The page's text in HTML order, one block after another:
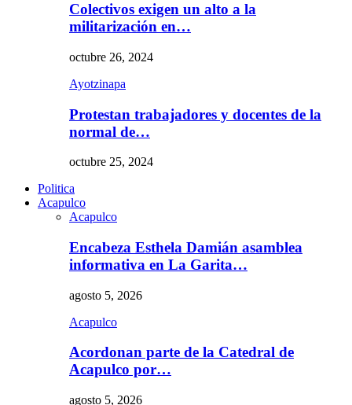
Colectivos exigen un alto a la
militarización en…
octubre 26, 2024
Ayotzinapa
Protestan trabajadores y docentes de la
normal de…
octubre 25, 2024
Politica
Acapulco
Acapulco
Encabeza Esthela Damián asamblea
informativa en La Garita…
agosto 5, 2026
Acapulco
Acordonan parte de la Catedral de
Acapulco por…
agosto 5, 2026